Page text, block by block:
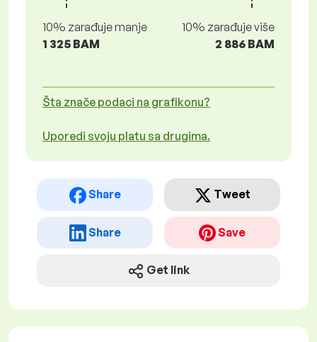
10% zarađuje manje
1 325 BAM
10% zarađuje više
2 886 BAM
Šta znače podaci na grafikonu?
Uporedi svoju platu sa drugima.
Share Tweet
Share Save
Get link